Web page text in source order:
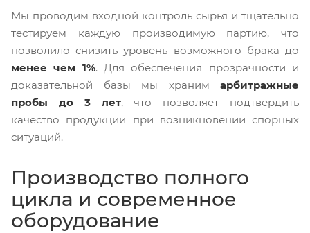
Мы проводим входной контроль сырья и тщательно
тестируем каждую производимую партию, что
позволило снизить уровень возможного брака до
менее чем 1%. Для обеспечения прозрачности и
доказательной базы мы храним арбитражные
пробы до 3 лет, что позволяет подтвердить
качество продукции при возникновении спорных
ситуаций.
Производство полного
цикла и современное
оборудование